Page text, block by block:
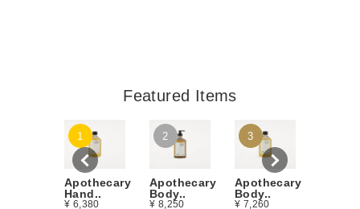
Featured Items
1
Apothecary
Hand..
¥ 6,380
2
Apothecary
Body..
¥ 8,250
3
Apothecary
Body..
¥ 7,260